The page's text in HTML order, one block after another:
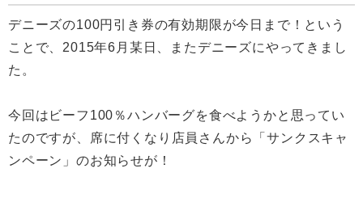
デニーズの100円引き券の有効期限が今日まで！という
ことで、2015年6月某日、またデニーズにやってきまし
た。
今回はビーフ100％ハンバーグを食べようかと思ってい
たのですが、席に付くなり店員さんから「サンクスキャ
ンペーン」のお知らせが！